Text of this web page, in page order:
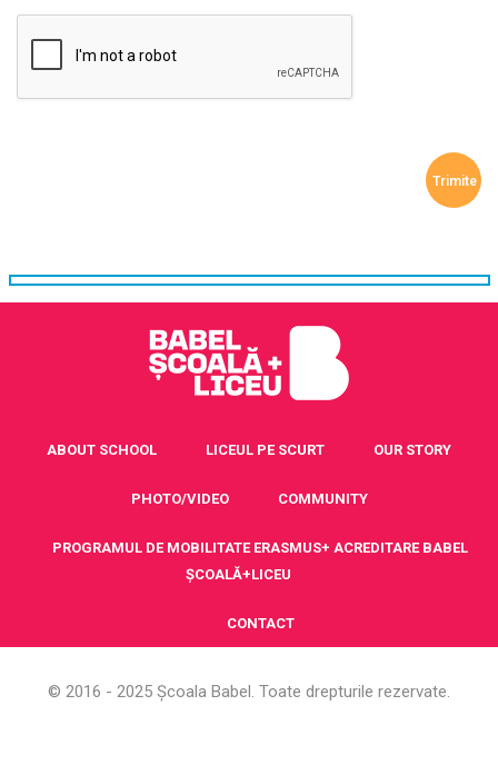
ABOUT SCHOOL LICEUL PE SCURT OUR STORY
PHOTO/VIDEO COMMUNITY
PROGRAMUL DE MOBILITATE ERASMUS+ ACREDITARE BABEL
ȘCOALĂ+LICEU
CONTACT
© 2016 - 2025 Școala Babel. Toate drepturile rezervate.